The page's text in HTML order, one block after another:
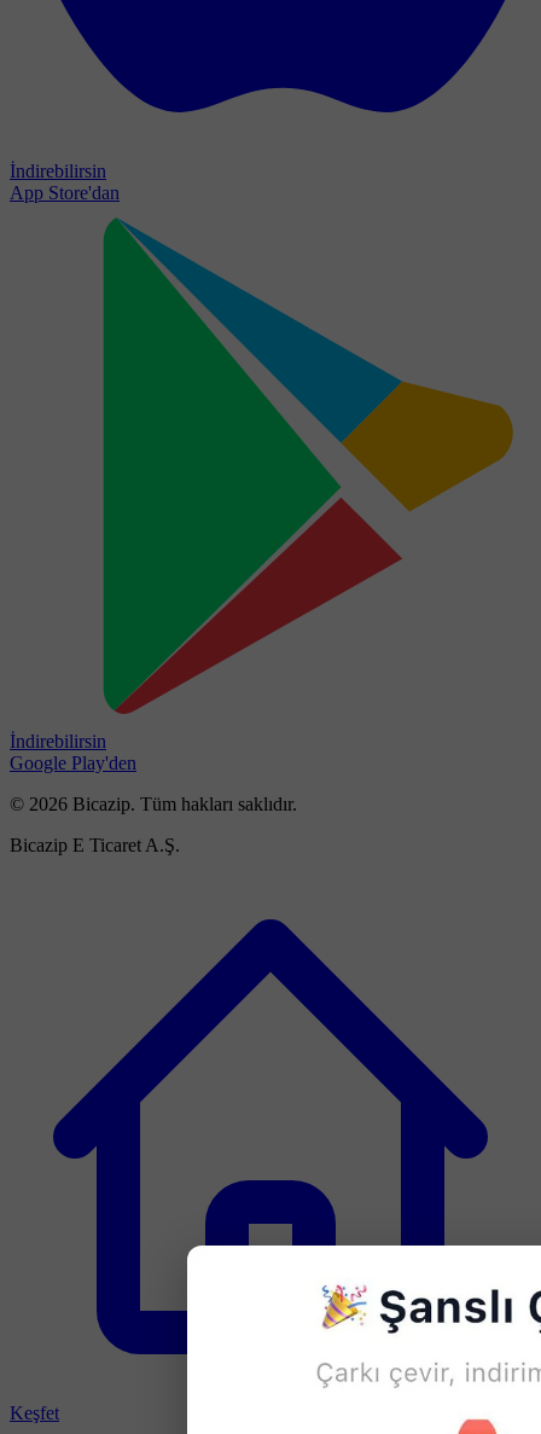
İndirebilirsin
App Store'dan
İndirebilirsin
Google Play'den
© 2026 Bicazip. Tüm hakları saklıdır.
Bicazip E Ticaret A.Ş.
Keşfet